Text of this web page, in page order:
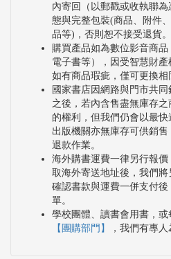
內寄回（以郵戳或收執聯
態與完整包裝(商品、附件
品等)，否則恕不接受退貨。
購買產品如為數位影音商品
電子書等），因受智慧財產
如有商品瑕疵，僅可更換相
國家書店因網路與門市共
之後，若內含售盡無庫存
的權利，但我們仍會以最
出版機關亦無庫存可供銷
退款作業。
海外購書運費一律另行報
取海外寄送地址後，我們將
確認書款與運費一併支付
單。
學校團體、讀書會用書，
【團購部門】
，我們有專人